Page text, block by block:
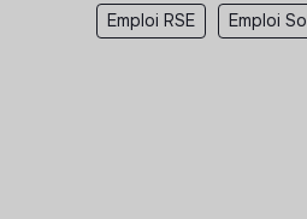
Emploi RSE Emploi